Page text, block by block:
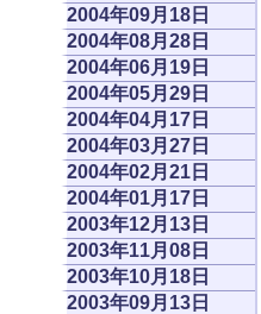
2004年09月18日
2004年08月28日
2004年06月19日
2004年05月29日
2004年04月17日
2004年03月27日
2004年02月21日
2004年01月17日
2003年12月13日
2003年11月08日
2003年10月18日
2003年09月13日